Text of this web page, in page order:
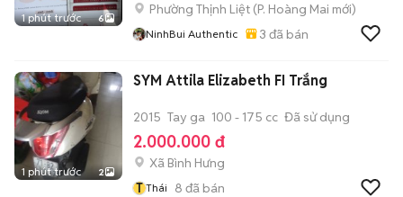
1 phút trước 6
Phường Thịnh Liệt (P. Hoàng Mai mới)
NinhBui Authentic 3 đã bán
1 phút trước 2
SYM Attila Elizabeth FI Trắng
2015 Tay ga 100 - 175 cc Đã sử dụng
2.000.000 đ
Xã Bình Hưng
T Thái 8 đã bán